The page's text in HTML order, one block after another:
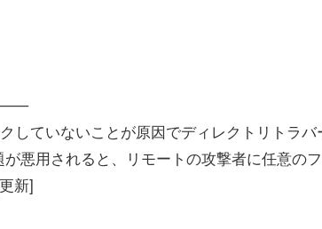
ていないことが原因でディレクトリトラバ
悪用されると、リモートの攻撃者に任意の
新]